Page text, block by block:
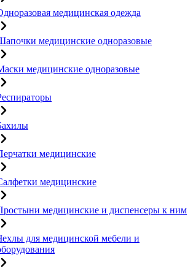
медицинская одежда
медицинские одноразовые
медицинские одноразовые
медицинские
медицинские
медицинские и диспенсеры к ним
для медицинской мебели и